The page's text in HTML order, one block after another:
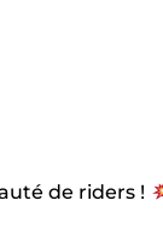
de riders !